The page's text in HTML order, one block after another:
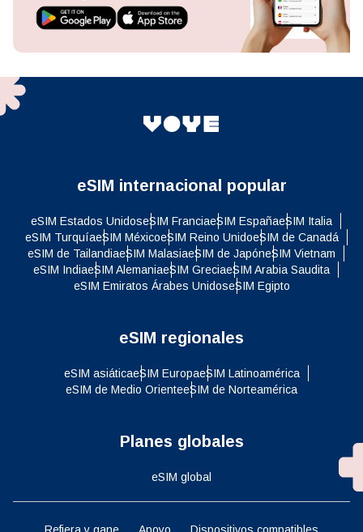
eSIM internacional popular
eSIM Estados UnidoseSIM FranciaeSIM EspañaeSIM Italia
eSIM TurquíaeSIM MéxicoeSIM Reino UnidoeSIM de Canadá
eSIM de TailandiaeSIM MalasiaeSIM de JapóneSIM Vietnam
eSIM IndiaeSIM AlemaniaeSIM GreciaeSIM Arabia Saudita
eSIM Emiratos Árabes UnidoseSIM Egipto
eSIM regionales
eSIM asiáticaeSIM EuropaeSIM Latinoamérica
eSIM de Medio OrienteeSIM de Norteamérica
Planes globales
eSIM global